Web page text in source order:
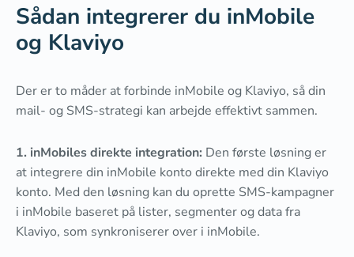
Sådan integrerer du inMobile
og Klaviyo
Der er to måder at forbinde inMobile og Klaviyo, så din
mail- og SMS-strategi kan arbejde effektivt sammen.
1. inMobiles direkte integration: Den første løsning er
at integrere din inMobile konto direkte med din Klaviyo
konto. Med den løsning kan du oprette SMS-kampagner
i inMobile baseret på lister, segmenter og data fra
Klaviyo, som synkroniserer over i inMobile.